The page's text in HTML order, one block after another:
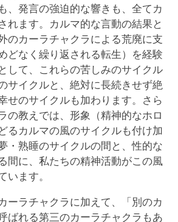
、発言の強迫的な響きも、全てカ
れます。カルマ的な言動の結果と
のカーラチャクラによる荒廃に支
どなく繰り返される転生）を経験
して、これらの苦しみのサイクル
サイクルと、絶対に長続きせず絶
せのサイクルも加わります。さら
の教えでは、形象（精神的なホロ
るカルマの風のサイクルも付け加
・熟睡のサイクルの間と、性的な
間に、私たちの精神活動がこの風
います。
ーラチャクラに加えて、「別のカ
ばれる第三のカーラチャクラもあ